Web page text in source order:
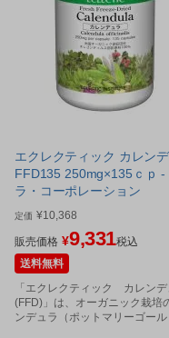
エクレクティック カレン
FFD135 250mg×135ｃｐ -
ラ・コーポレーション
定価 ¥10,368
販売価格 ¥9,331税込
送料無料
「エクレクティック カレンデ
(FFD)」は、オーガニック栽培
ンデュラ（ポットマリーゴール